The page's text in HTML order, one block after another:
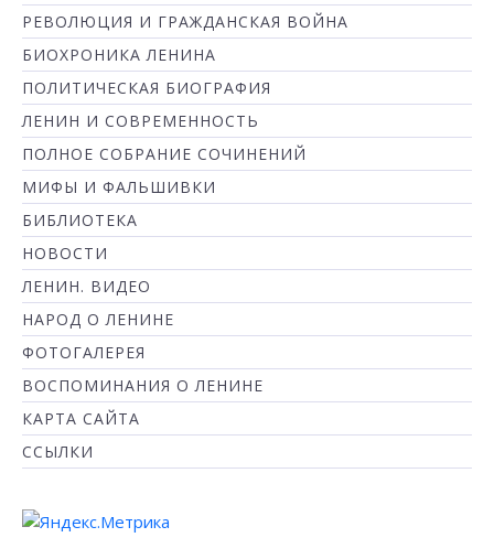
РЕВОЛЮЦИЯ И ГРАЖДАНСКАЯ ВОЙНА
БИОХРОНИКА ЛЕНИНА
ПОЛИТИЧЕСКАЯ БИОГРАФИЯ
ЛЕНИН И СОВРЕМЕННОСТЬ
ПОЛНОЕ СОБРАНИЕ СОЧИНЕНИЙ
МИФЫ И ФАЛЬШИВКИ
БИБЛИОТЕКА
НОВОСТИ
ЛЕНИН. ВИДЕО
НАРОД О ЛЕНИНЕ
ФОТОГАЛЕРЕЯ
ВОСПОМИНАНИЯ О ЛЕНИНЕ
КАРТА САЙТА
ССЫЛКИ